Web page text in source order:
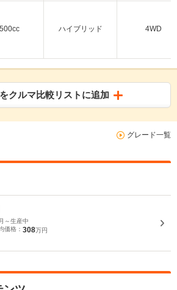
ハイブリッド 4WD
クルマ比較リストに追加
グレード一覧
～生産中
価格： 308万円